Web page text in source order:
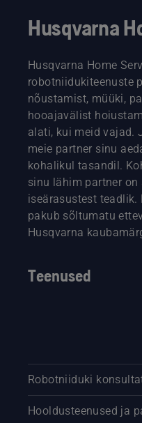
Husqvarna
Husqvarna Home
robotniidukiteenuste
nõustamist, müüki,
hooajavälist
alati, kui meid vajad.
meie partner sinu
kohalikul tasandil.
sinu lähim partner on
iseärasustest teadlik.
pakub sõltumatu
Husqvarna
Teenused
Robotniiduki
Hooldusteenused ja